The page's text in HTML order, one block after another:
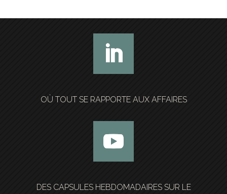
OÙ TOUT SE RAPPORTE AUX AFFAIRES
DES CAPSULES HEBDOMADAIRES SUR LE